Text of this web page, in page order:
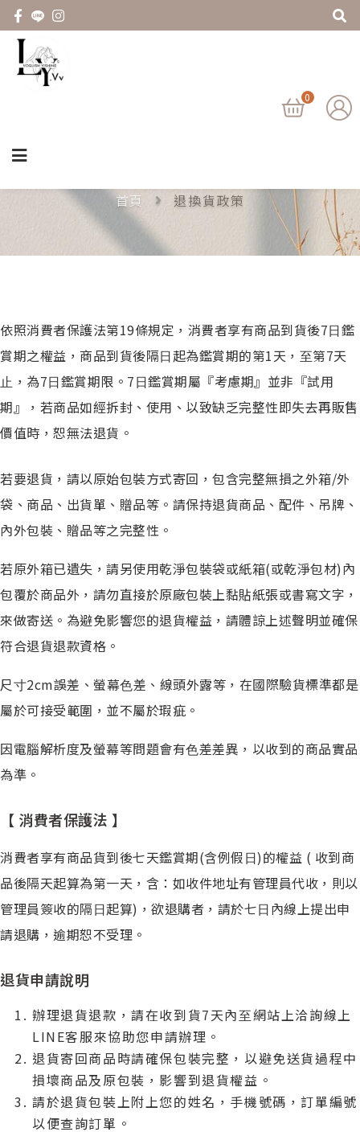
0
首頁 退換貨政策
依照消費者保護法第19條規定，消費者享有商品到貨後7⽇鑑
賞期之權益，商品到貨後隔⽇起為鑑賞期的第1天，⾄第7天
⽌，為7⽇鑑賞期限。7⽇鑑賞期屬『考慮期』並非『試⽤
期』，若商品如經拆封、使⽤、以致缺乏完整性即失去再販售
價值時，恕無法退貨。
若要退貨，請以原始包裝⽅式寄回，包含完整無損之外箱/外
袋、商品、出貨單、贈品等。請保持退貨商品、配件、吊牌、
內外包裝、贈品等之完整性。
若原外箱已遺失，請另使⽤乾淨包裝袋或紙箱(或乾淨包材)內
包覆於商品外，請勿直接於原廠包裝上黏貼紙張或書寫⽂字，
來做寄送。為避免影響您的退貨權益，請體諒上述聲明並確保
符合退貨退款資格。
尺⼨2cm誤差、螢幕⾊差、線頭外露等，在國際驗貨標準都是
屬於可接受範圍，並不屬於瑕疵。
因電腦解析度及螢幕等問題會有⾊差差異，以收到的商品實品
為準。
【 消費者保護法 】
消費者享有商品貨到後七天鑑賞期(含例假⽇)的權益 ( 收到商
品後隔天起算為第⼀天，含：如收件地址有管理員代收，則以
管理員簽收的隔⽇起算)，欲退購者，請於七⽇內線上提出申
請退購，逾期恕不受理。
退貨申請說明
辦理退貨退款，請在收到貨7天內⾄網站上洽詢線上
LINE客服來協助您申請辦理。
退貨寄回商品時請確保包裝完整，以避免送貨過程中
損壞商品及原包裝，影響到退貨權益。
請於退貨包裝上附上您的姓名，⼿機號碼，訂單編號
以便查詢訂單。